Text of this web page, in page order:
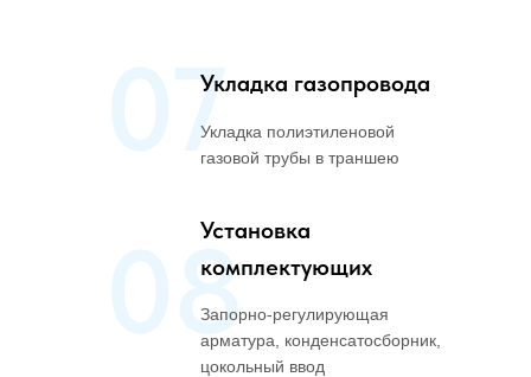
07Укладка газопровода
Укладка полиэтиленовой
газовой трубы в траншею
08
Установка
комплектующих
Запорно-регулирующая
арматура, конденсатосборник,
цокольный ввод